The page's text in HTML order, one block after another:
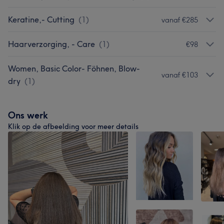
Keratine,- Cutting (1) vanaf €285
Haarverzorging, - Care (1) €98
Women, Basic Color- Föhnen, Blow-
dry (1)
vanaf €103
Ons werk
Klik op de afbeelding voor meer details